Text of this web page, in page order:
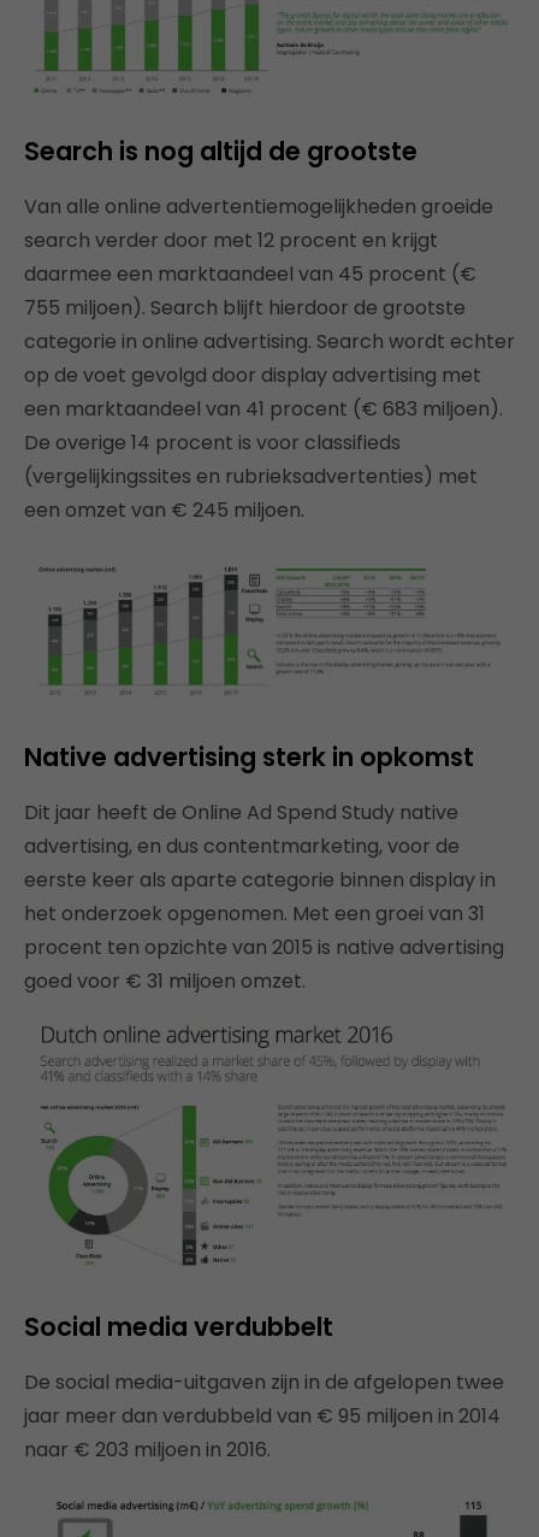
Search is nog altijd de grootste
Van alle online advertentiemogelijkheden groeide
search verder door met 12 procent en krijgt
daarmee een marktaandeel van 45 procent (€
755 miljoen). Search blijft hierdoor de grootste
categorie in online advertising. Search wordt echter
op de voet gevolgd door display advertising met
een marktaandeel van 41 procent (€ 683 miljoen).
De overige 14 procent is voor classifieds
(vergelijkingssites en rubrieksadvertenties) met
een omzet van € 245 miljoen.
Native advertising sterk in opkomst
Dit jaar heeft de Online Ad Spend Study native
advertising, en dus contentmarketing, voor de
eerste keer als aparte categorie binnen display in
het onderzoek opgenomen. Met een groei van 31
procent ten opzichte van 2015 is native advertising
goed voor € 31 miljoen omzet.
Social media verdubbelt
De social media-uitgaven zijn in de afgelopen twee
jaar meer dan verdubbeld van € 95 miljoen in 2014
naar € 203 miljoen in 2016.